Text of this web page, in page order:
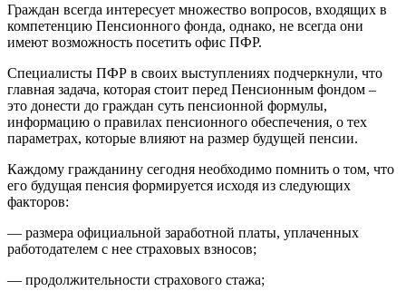
Граждан всегда интересует множество вопросов, входящих в
компетенцию Пенсионного фонда, однако, не всегда они
имеют возможность посетить офис ПФР.
Специалисты ПФР в своих выступлениях подчеркнули, что
главная задача, которая стоит перед Пенсионным фондом –
это донести до граждан суть пенсионной формулы,
информацию о правилах пенсионного обеспечения, о тех
параметрах, которые влияют на размер будущей пенсии.
Каждому гражданину сегодня необходимо помнить о том, что
его будущая пенсия формируется исходя из следующих
факторов:
— размера официальной заработной платы, уплаченных
работодателем с нее страховых взносов;
— продолжительности страхового стажа;